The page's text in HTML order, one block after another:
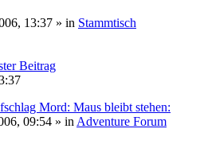
13:37 » in Stammtisch
Beitrag
Mord: Maus bleibt stehen:
09:54 » in Adventure Forum